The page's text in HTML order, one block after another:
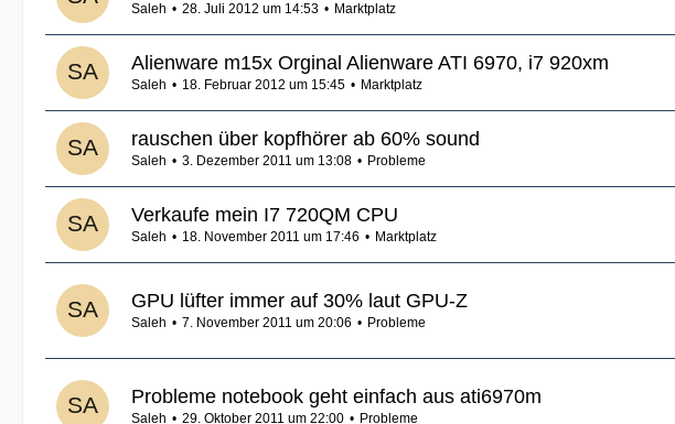
Saleh 28. Juli 2012 um 14:53 Marktplatz
Alienware m15x Orginal Alienware ATI 6970, i7 920xm
Saleh 18. Februar 2012 um 15:45 Marktplatz
rauschen über kopfhörer ab 60% sound
Saleh 3. Dezember 2011 um 13:08 Probleme
Verkaufe mein I7 720QM CPU
Saleh 18. November 2011 um 17:46 Marktplatz
GPU lüfter immer auf 30% laut GPU-Z
Saleh 7. November 2011 um 20:06 Probleme
Probleme notebook geht einfach aus ati6970m
Saleh 29. Oktober 2011 um 22:00 Probleme